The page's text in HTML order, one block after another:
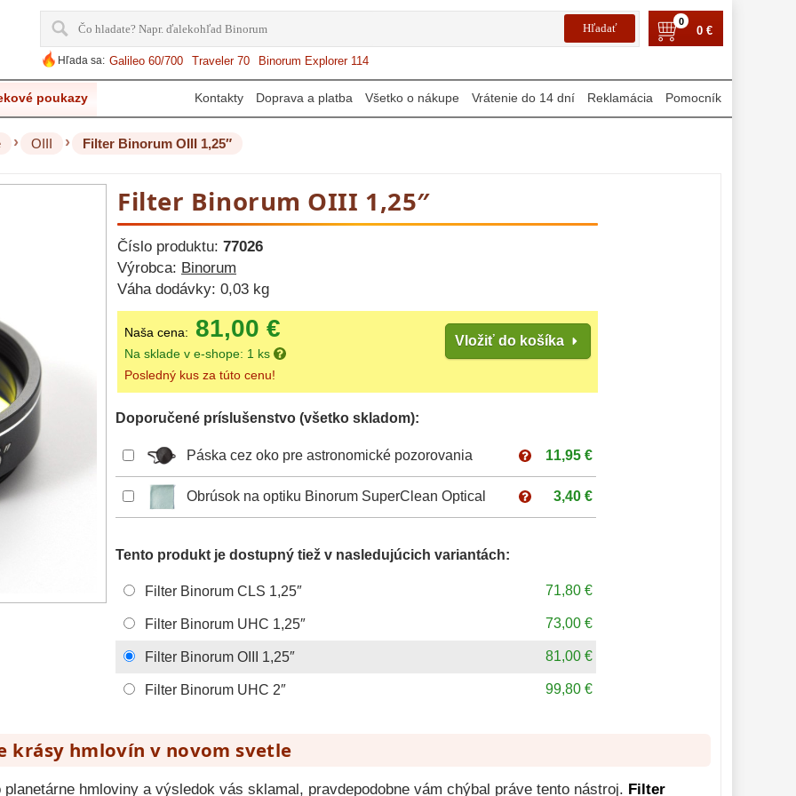
0
0 €
Hľada sa: Galileo 60/700 Traveler 70 Binorum Explorer 114
poukazy Kontakty Doprava a platba Všetko o nákupe Vrátenie do 14 dní Reklamácia Pomocník
› OIII › Filter Binorum OIII 1,25″
Filter Binorum OIII 1,25″
Číslo produktu: 77026
Výrobca: Binorum
Váha dodávky: 0,03 kg
Naša cena: 81,00 €
Na sklade v e-shope: 1 ks
Vložiť do košíka
Posledný kus za túto cenu!
Doporučené príslušenstvo (všetko skladom):
Páska cez oko pre astronomické pozorovania 11,95 €
Obrúsok na optiku Binorum SuperClean Optical 3,40 €
Tento produkt je dostupný tiež v nasledujúcich variantách:
Filter Binorum CLS 1,25″ 71,80 €
Filter Binorum UHC 1,25″ 73,00 €
Filter Binorum OIII 1,25″ 81,00 €
Filter Binorum UHC 2″ 99,80 €
krásy hmlovín v novom svetle
hmloviny a výsledok vás sklamal, pravdepodobne vám chýbal práve tento nástroj. Filter